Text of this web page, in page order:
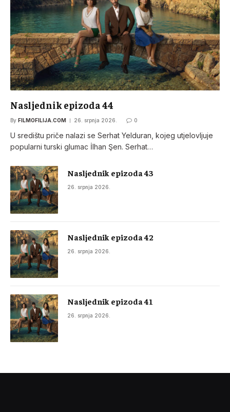
Nasljednik epizoda 44
By FILMOFILIJA.COM 26. srpnja 2026. 0
U središtu priče nalazi se Serhat Yelduran, kojeg utjelovljuje
popularni turski glumac İlhan Şen. Serhat…
Nasljednik epizoda 43
26. srpnja 2026.
Nasljednik epizoda 42
26. srpnja 2026.
Nasljednik epizoda 41
26. srpnja 2026.